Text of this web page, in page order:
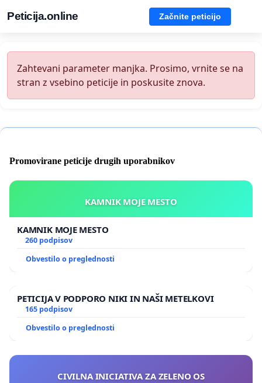
Peticija.online Začnite peticijo
Zahtevani parameter manjka. Prosimo, vrnite se na
stran z vsebino peticije in poskusite znova.
Promovirane peticije drugih uporabnikov
KAMNIK MOJE MESTO
KAMNIK MOJE MESTO
260 podpisov
Obvestilo o preglednosti
PETICIJA V PODPORO NIKI IN NAŠI METELKOVI
165 podpisov
Obvestilo o preglednosti
CIVILNA INICIATIVA ZA ZELENO OS